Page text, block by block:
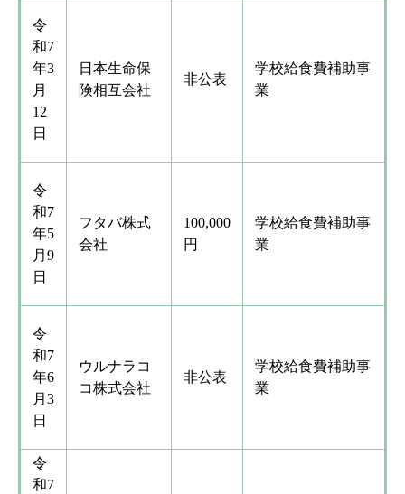
令
和7
年3
月
12
日
日本生命保
険相互会社
非公表
学校給食費補助事
業
令
和7
年5
月9
日
フタバ株式
会社
100,000
円
学校給食費補助事
業
令
和7
年6
月3
日
ウルナラコ
コ株式会社
非公表
学校給食費補助事
業
令
和7